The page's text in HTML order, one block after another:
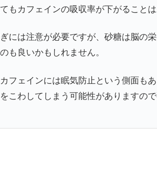
もカフェインの吸収率が下がることは
には注意が必要ですが、砂糖は脳の
も良いかもしれません。
フェインには眠気防止という側面も
こわしてしまう可能性がありますの